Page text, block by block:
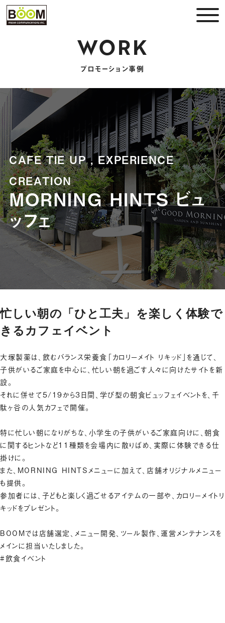
WORK
プロモーション事例
CAFE TIE UP ,EXPERIENCE
CREATION
MORNING HINTS ビュ
ッフェ
忙しい朝の「ひと工夫」を楽しく体験で
きるカフェイベント
大塚製薬は、飲むバランス栄養食「カロリーメイト リキッド」を通じて、
子供がいるご家庭を中心に、忙しい朝を過ごす人々に向けたサイトを新
設。
それに併せて5/19から3日間、学び型の朝食ビュッフェイベントを、千
駄ヶ谷の人気カフェで開催。
特に忙しい朝になりがちな、小学生の子供がいるご家庭向けに、朝食
に関するヒントなど11種類を会場内に散りばめ、実際に体験できる仕
掛けに。
また、MORNING HINTSメニューに加えて、店舗オリジナルメニュー
も提供。
参加者には、子どもと楽しく過ごせるアイテムの一部や、カロリーメイトリ
キッドをプレゼント。
BOOMでは店舗選定、メニュー開発、ツール製作、運営メンテナンスを
メインに担当いたしました。
#飲食イベント